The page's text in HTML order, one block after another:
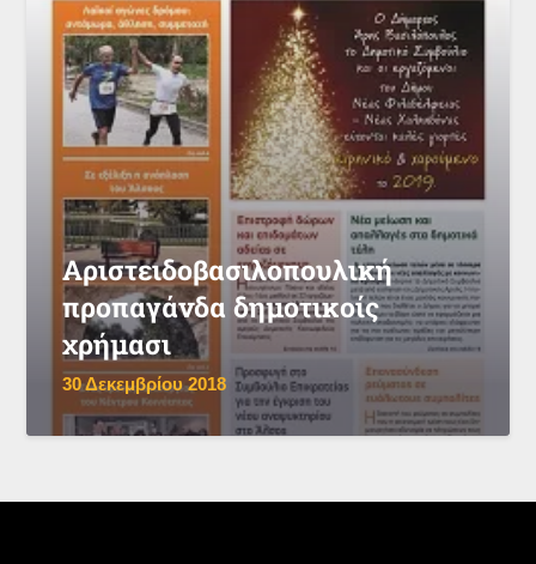
Αριστειδοβασιλοπουλική
προπαγάνδα δημοτικοίς
χρήμασι
30 Δεκεμβρίου 2018